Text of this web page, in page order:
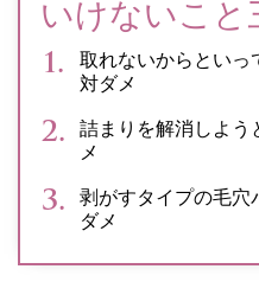
いけないこと
取れないからといっ
対ダメ
詰まりを解消しよう
メ
剥がすタイプの毛穴
ダメ